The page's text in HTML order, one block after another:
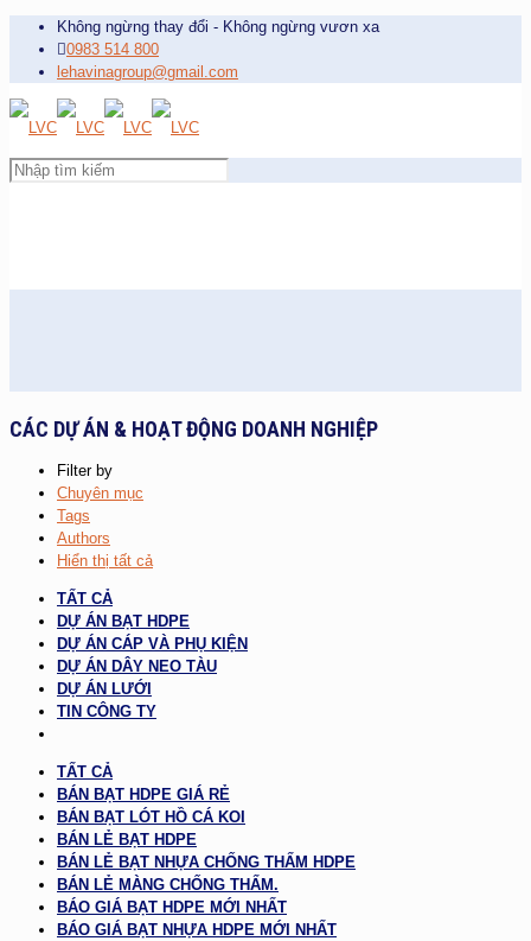
Không ngừng thay đổi - Không ngừng vươn xa
0983 514 800
lehavinagroup@gmail.com
CÁC DỰ ÁN & HOẠT ĐỘNG DOANH NGHIỆP
Filter by
Chuyên mục
Tags
Authors
Hiển thị tất cả
TẤT CẢ
DỰ ÁN BẠT HDPE
DỰ ÁN CÁP VÀ PHỤ KIỆN
DỰ ÁN DÂY NEO TÀU
DỰ ÁN LƯỚI
TIN CÔNG TY
TẤT CẢ
BÁN BẠT HDPE GIÁ RẺ
BÁN BẠT LÓT HỒ CÁ KOI
BÁN LẺ BẠT HDPE
BÁN LẺ BẠT NHỰA CHỐNG THẤM HDPE
BÁN LẺ MÀNG CHỐNG THẤM.
BÁO GIÁ BẠT HDPE MỚI NHẤT
BÁO GIÁ BẠT NHỰA HDPE MỚI NHẤT